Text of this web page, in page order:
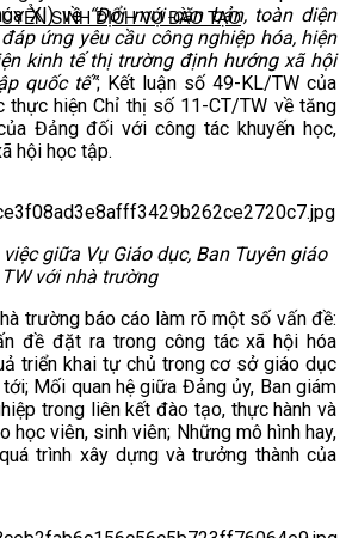
SINH DỊCH VỤ ĐÀO TẠO
HỌC
XI) về“Đổi mới căn bản, toàn diện
ứng yêu cầu công nghiệp hóa, hiện
kinh tế thị trường định hướng xã hội
quốc tế”; Kết luận số 49-KL/TW của
thực hiện Chỉ thị số 11-CT/TW về tăng
Đảng đối với công tác khuyến học,
hội học tập.
giữa Vụ Giáo dục, Ban Tuyên giáo
TWvới nhà trường
trường báo cáo làm rõ một số vấn đề:
đề đặt ra trong công tác xã hội hóa
triển khai tự chủ trong cơ sở giáo dục
Mối quan hệ giữa Đảng ủy, Ban giám
trong liên kết đào tạo, thực hành và
học viên, sinh viên; Những mô hình hay,
trình xây dựng và trưởng thành của